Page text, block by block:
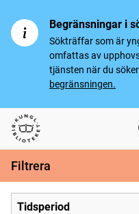
Begränsningar i
Sökträffar som är
omfattas av
tjänsten när du
begränsningen.
Svenska tidningar
Filtrera
Tidsperiod